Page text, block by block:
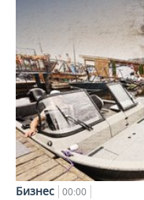
Бизнес 00:00